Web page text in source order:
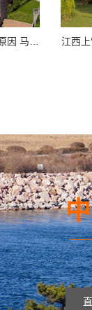
江西